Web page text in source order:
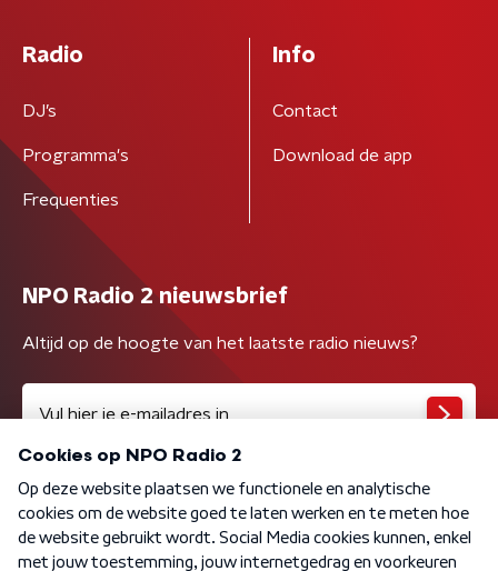
Radio
DJ’s
Programma's
Frequenties
Info
Contact
Download de app
NPO Radio 2 nieuwsbrief
Altijd op de hoogte van het laatste radio nieuws?
Algemene voorwaarden